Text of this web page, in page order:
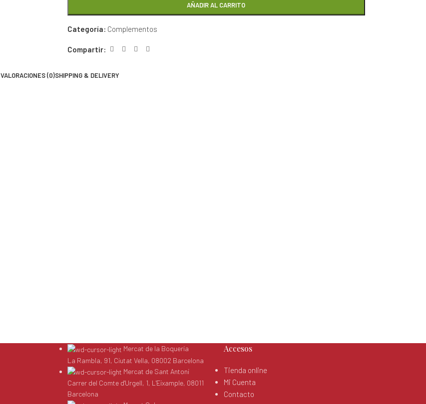
AÑADIR AL CARRITO
Categoría: Complementos
Compartir:
VALORACIONES (0)SHIPPING & DELIVERY
Mercat de la Boquería
La Rambla, 91, Ciutat Vella, 08002 Barcelona
Mercat de Sant Antoni
Carrer del Comte d'Urgell, 1, L'Eixample, 08011
Barcelona
Accesos
Tienda online
Mi Cuenta
Contacto